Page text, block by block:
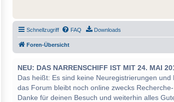
Schnellzugriff FAQ Downloads
Foren-Übersicht
NEU: DAS NARRENSCHIFF IST MIT 24. MAI
Das heißt: Es sind keine Neuregistrierungen und
das Forum bleibt noch online zwecks
Danke für deinen Besuch und weiterhin alles